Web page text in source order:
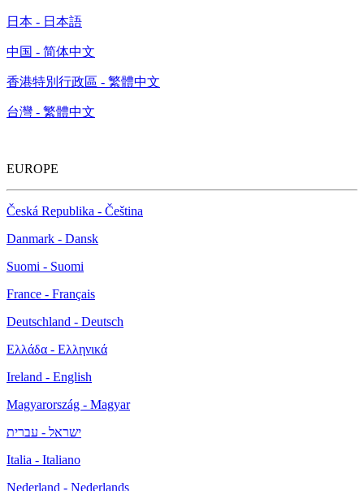
日本 - 日本語
中国 - 简体中文
香港特別行政區 - 繁體中文
台灣 - 繁體中文
EUROPE
Česká Republika - Čeština
Danmark - Dansk
Suomi - Suomi
France - Français
Deutschland - Deutsch
Ελλάδα - Ελληνικά
Ireland - English
Magyarország - Magyar
ישראל - עברית
Italia - Italiano
Nederland - Nederlands